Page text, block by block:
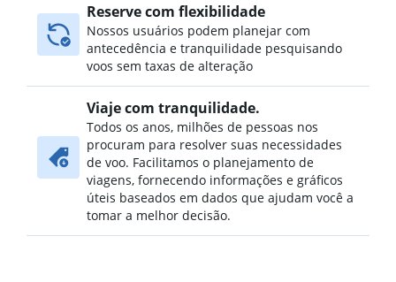
Reserve com flexibilidade
Nossos usuários podem planejar com
antecedência e tranquilidade pesquisando
voos sem taxas de alteração
Viaje com tranquilidade.
Todos os anos, milhões de pessoas nos
procuram para resolver suas necessidades
de voo. Facilitamos o planejamento de
viagens, fornecendo informações e gráficos
úteis baseados em dados que ajudam você a
tomar a melhor decisão.